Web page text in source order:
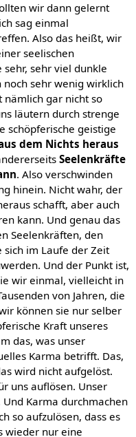
wir dann gelernt
sag einmal
Also das heißt, wir
seelischen
sehr viel dunkle
noch sehr wenig wirklich
nämlich gar nicht so
läutern durch strenge
schöpferische geistige
dem Nichts heraus
Seelenkräfte
. Also verschwinden
hinein. Nicht wahr, der
schafft, aber auch
kann. Und genau das
Seelenkräften, den
im Laufe der Zeit
Und der Punkt ist,
wir einmal, vielleicht in
von Jahren, die
können sie nur selber
Kraft unseres
das, was unser
Karma betrifft. Das,
wird nicht aufgelöst.
uns auflösen. Unser
Karma durchmachen
so aufzulösen, dass es
wieder nur eine